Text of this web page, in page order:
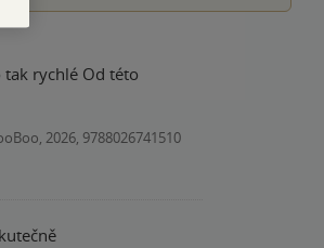
Od této
2026, 9788026741510